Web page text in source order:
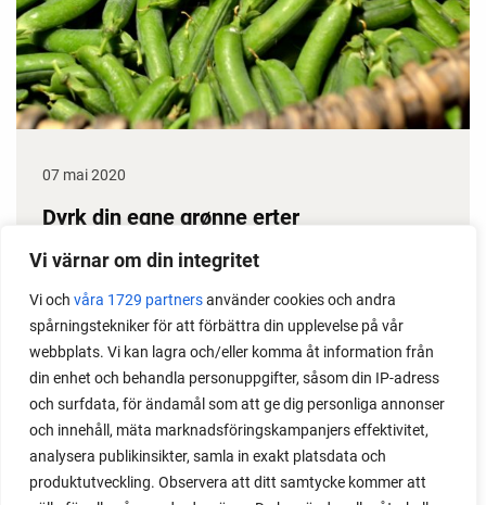
Vi värnar om din integritet
Vi och våra 1729 partnersanvänder cookies och andra
spårningstekniker för att förbättra din upplevelse på vår
webbplats. Vi kan lagra och/eller komma åt information från
din enhet och behandla personuppgifter, såsom din IP-adress
och surfdata, för ändamål som att ge dig personliga annonser
och innehåll, mäta marknadsföringskampanjers effektivitet,
analysera publikinsikter, samla in exakt platsdata och
produktutveckling. Observera att ditt samtycke kommer att
07 mai 2020
Dyrk din egne grønne erter
Erter gir stor avling, dessuten klarer de seg i
en gullgruve i kjøkkenhagen. Her får du noen gode
ertedyrketips.